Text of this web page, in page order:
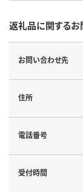
返礼品に関する
お問い合わせ先
住所
電話番号
受付時間